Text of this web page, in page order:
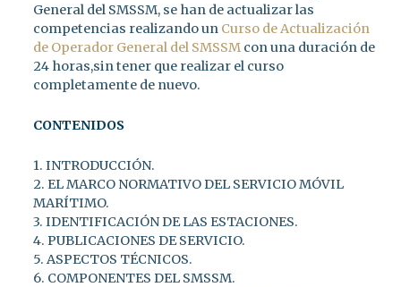
General del SMSSM, se han de actualizar las
competencias realizando un Curso de Actualización
de Operador General del SMSSM con una duración de
24 horas,sin tener que realizar el curso
completamente de nuevo.
CONTENIDOS
1. INTRODUCCIÓN.
2. EL MARCO NORMATIVO DEL SERVICIO MÓVIL
MARÍTIMO.
3. IDENTIFICACIÓN DE LAS ESTACIONES.
4. PUBLICACIONES DE SERVICIO.
5. ASPECTOS TÉCNICOS.
6. COMPONENTES DEL SMSSM.